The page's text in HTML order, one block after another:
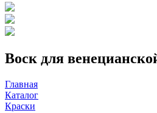
Воск для
Главная
Каталог
Краски